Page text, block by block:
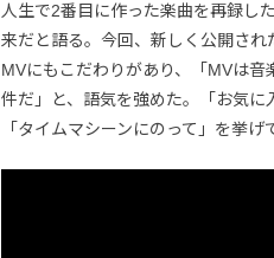
人生で2番目に作った楽曲を再録し
来だと語る。今回、新しく公開され
MVにもこだわりがあり、「MVは
件だ」と、語気を強めた。「お気に
「タイムマシーンにのって」を挙げ